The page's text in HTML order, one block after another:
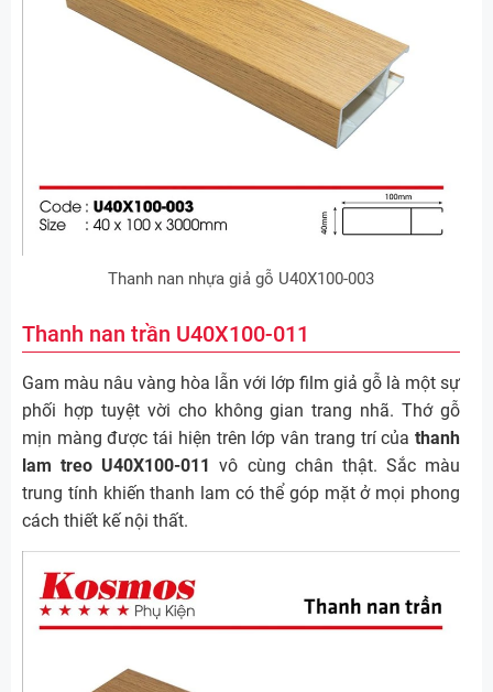
Thanh nan nhựa giả gỗ U40X100-003
Thanh nan trần U40X100-011
Gam màu nâu vàng hòa lẫn với lớp film giả gỗ là một sự
phối hợp tuyệt vời cho không gian trang nhã. Thớ gỗ
mịn màng được tái hiện trên lớp vân trang trí của thanh
lam treo U40X100-011 vô cùng chân thật. Sắc màu
trung tính khiến thanh lam có thể góp mặt ở mọi phong
cách thiết kế nội thất.